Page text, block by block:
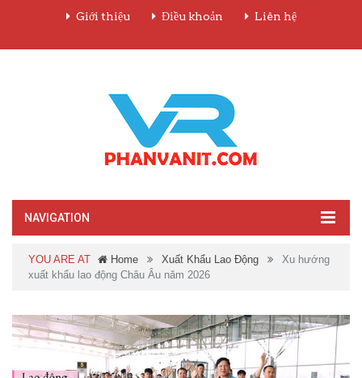
Giới thiệu Điều khoản Liên hệ
NAVIGATION
YOU ARE AT Home Xuất Khẩu Lao Động
Xu hướng
xuất khẩu lao động Châu Âu năm 2026